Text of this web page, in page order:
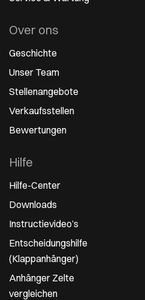
Over ons
Geschichte
Unser Team
Stellenangebote
Verkaufsstellen
Bewertungen
Hilfe
Hilfe-Center
Downloads
Instructievideo’s
Entscheidungshilfe
(Klappanhänger)
Anhänger Zelte
vergleichen